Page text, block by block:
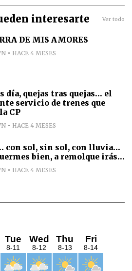
interesarte Ver todo
DE MIS AMORES
HACE 4 MESES
día, quejas tras quejas... el
servicio de trenes que
CP
HACE 4 MESES
con sol, sin sol, con lluvia...
bien, a remolque irás...
HACE 4 MESES